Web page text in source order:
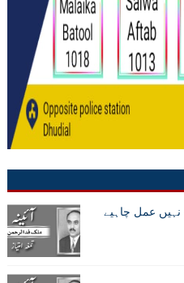
عمل چاہیے